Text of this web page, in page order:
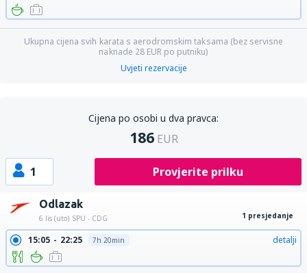
Ukupna cijena svih karata s aerodromskim taksama (bez servisne
naknade 28 EUR po putniku)
Uvjeti rezervacije
Cijena po osobi u dva pravca:
186 EUR
1 Provjerite prilku
Odlazak
6 lis (uto) SPU - CDG 1 presjedanje
15:05 22:25 7h 20min detalji